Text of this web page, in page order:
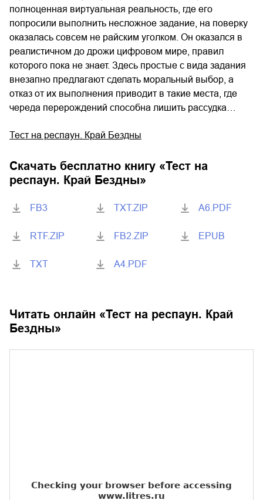
полноценная виртуальная реальность, где его
попросили выполнить несложное задание, на поверку
оказалась совсем не райским уголком. Он оказался в
реалистичном до дрожи цифровом мире, правил
которого пока не знает. Здесь простые с вида задания
внезапно предлагают сделать моральный выбор, а
отказ от их выполнения приводит в такие места, где
череда перерождений способна лишить рассудка…
Тест на респаун. Край Бездны
Скачать бесплатно книгу «Тест на
респаун. Край Бездны»
FB3
RTF.ZIP
TXT
TXT.ZIP
FB2.ZIP
A4.PDF
A6.PDF
EPUB
Читать онлайн «Тест на респаун. Край
Бездны»